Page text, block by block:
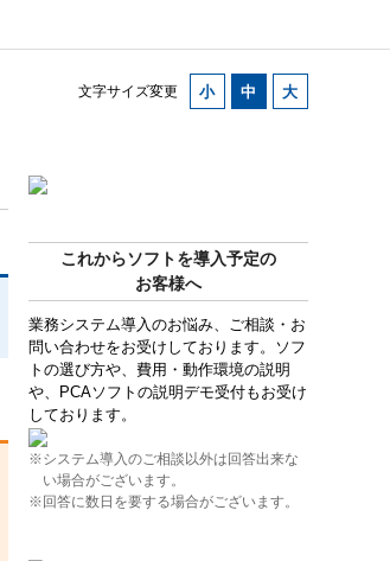
文字サイズ変更
これからソフトを導入予定の
お客様へ
業務システム導入のお悩み、ご相談・お
問い合わせをお受けしております。ソフ
トの選び方や、費用・動作環境の説明
や、PCAソフトの説明デモ受付もお受け
しております。
※システム導入のご相談以外は回答出来な
い場合がございます。
※回答に数日を要する場合がございます。